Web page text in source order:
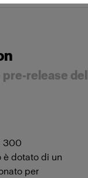
release
300
dotato di un
per